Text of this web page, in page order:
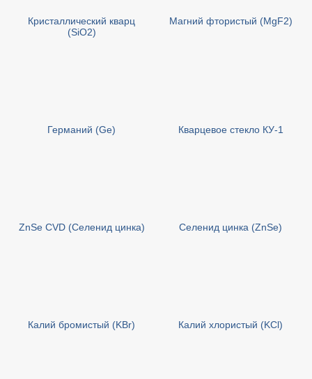
Кристаллический кварц
(SiO2)
Магний фтористый (MgF2)
Германий (Ge) Кварцевое стекло КУ-1
ZnSe CVD (Селенид цинка) Селенид цинка (ZnSe)
Калий бромистый (KBr) Калий хлористый (KCl)